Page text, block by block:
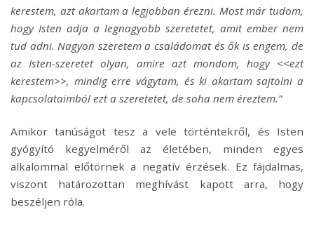
kerestem, azt akartam a legjobban érezni. Most már tudom,
hogy Isten adja a legnagyobb szeretetet, amit ember nem
tud adni. Nagyon szeretem a családomat és ők is engem, de
az Isten-szeretet olyan, amire azt mondom, hogy <<ezt
kerestem>>, mindig erre vágytam, és ki akartam sajtolni a
kapcsolataimból ezt a szeretetet, de soha nem éreztem.”
Amikor tanúságot tesz a vele történtekről, és Isten
gyógyító kegyelméről az életében, minden egyes
alkalommal előtörnek a negatív érzések. Ez fájdalmas,
viszont határozottan meghívást kapott arra, hogy
beszéljen róla.